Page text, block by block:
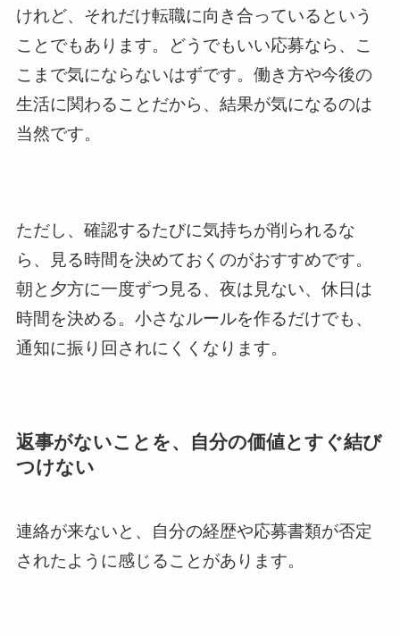
けれど、それだけ転職に向き合っているという
ことでもあります。どうでもいい応募なら、こ
こまで気にならないはずです。働き方や今後の
生活に関わることだから、結果が気になるのは
当然です。
ただし、確認するたびに気持ちが削られるな
ら、見る時間を決めておくのがおすすめです。
朝と夕方に一度ずつ見る、夜は見ない、休日は
時間を決める。小さなルールを作るだけでも、
通知に振り回されにくくなります。
返事がないことを、自分の価値とすぐ結び
つけない
連絡が来ないと、自分の経歴や応募書類が否定
されたように感じることがあります。